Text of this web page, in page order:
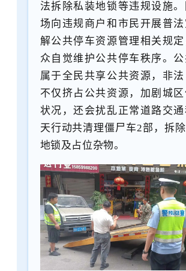
法拆除私装地锁等违规设施
场向违规商户和市民开展普
解公共停车资源管理相关规
众自觉维护公共停车秩序。
属于全民共享公共资源，非
不仅挤占公共资源，加剧城
状况，还会扰乱正常道路交
天行动共清理僵尸车2部，拆
地锁及占位杂物。